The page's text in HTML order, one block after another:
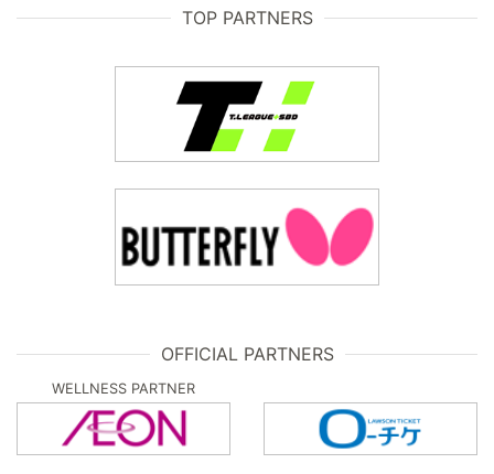
TOP PARTNERS
OFFICIAL PARTNERS
WELLNESS PARTNER